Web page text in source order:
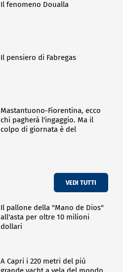
Il fenomeno Doualla
Il pensiero di Fabregas
Mastantuono-Fiorentina, ecco
chi pagherà l'ingaggio. Ma il
colpo di giornata è del
VEDI TUTTI
Il pallone della "Mano de Dios"
all'asta per oltre 10 milioni
dollari
A Capri i 220 metri del più